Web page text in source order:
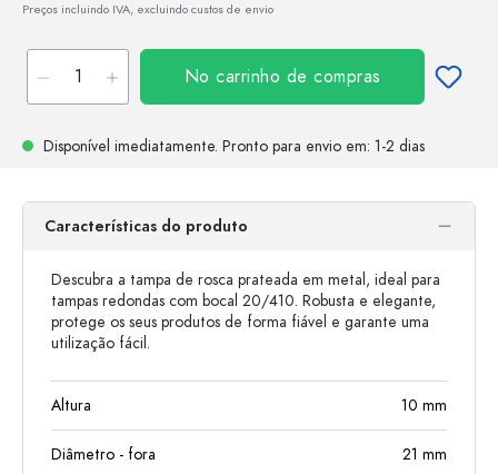
Preços incluindo IVA, excluindo custos de envio
No carrinho de compras
Disponível imediatamente. Pronto para envio em: 1-2 dias
Características do produto
Descubra a tampa de rosca prateada em metal, ideal para
tampas redondas com bocal 20/410. Robusta e elegante,
protege os seus produtos de forma fiável e garante uma
utilização fácil.
Altura 10 mm
Diâmetro - fora 21 mm